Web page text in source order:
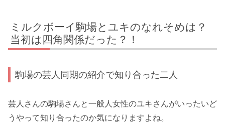
ミルクボーイ駒場とユキのなれそめは？
当初は四角関係だった？！
駒場の芸人同期の紹介で知り合った二人
芸人さんの駒場さんと一般人女性のユキさんがいったいど
うやって知り合ったのか気になりますよね。